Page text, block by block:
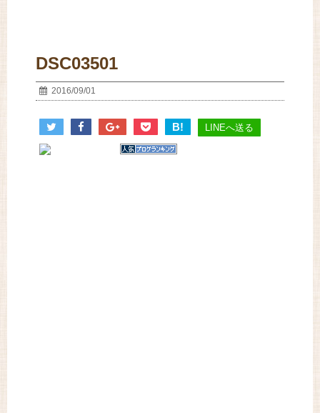
DSC03501
2016/09/01
B! LINEへ送る